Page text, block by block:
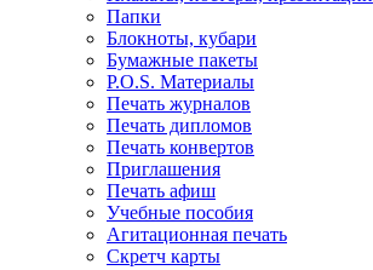
Папки
Блокноты, кубари
Бумажные пакеты
P.O.S. Материалы
Печать журналов
Печать дипломов
Печать конвертов
Приглашения
Печать афиш
Учебные пособия
Агитационная печать
Скретч карты